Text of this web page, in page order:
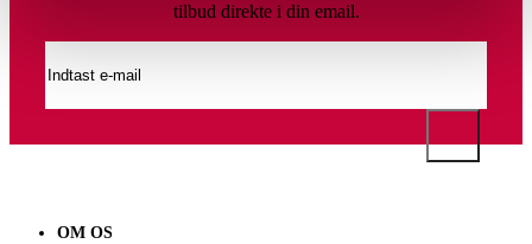
tilbud direkte i din email.
OM OS